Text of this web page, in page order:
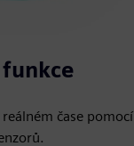
čase pomocí